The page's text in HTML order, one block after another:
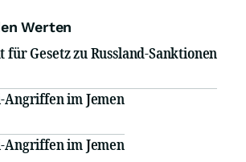
Werten
für Gesetz zu Russland-Sanktionen
Angriffen im Jemen
Angriffen im Jemen